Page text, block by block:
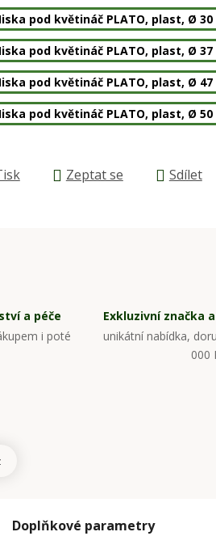
pod květináč PLATO, plast, Ø
pod květináč PLATO, plast, Ø
pod květináč PLATO, plast, Ø
pod květináč PLATO, plast, Ø
Zeptat se Sdílet
a péče
i poté
Exkluzivní značka
unikátní nabídka,
000
Doplňkové parametry